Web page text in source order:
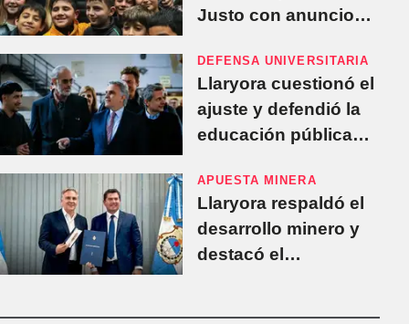
Justo con anuncios
aportes
DEFENSA UNIVERSITARIA
Llaryora cuestionó el
ajuste y defendió la
educación pública
universitaria
APUESTA MINERA
Llaryora respaldó el
desarrollo minero y
destacó el